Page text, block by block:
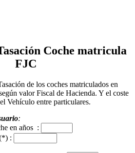
Coche matricula
FJC
de los coches matriculados en
valor Fiscal de Hacienda. Y el coste
Vehículo entre particulares.
:
en años :
: